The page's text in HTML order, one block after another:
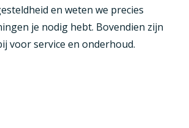
en weten we precies
je nodig hebt. Bovendien zijn
voor service en onderhoud.